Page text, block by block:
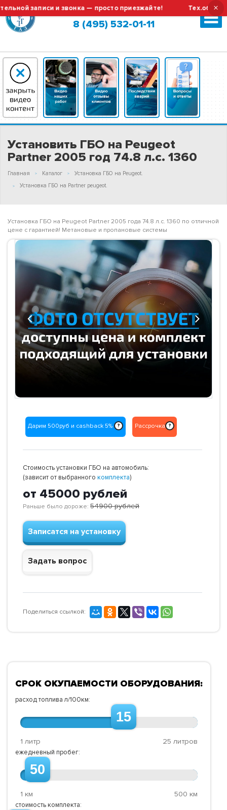
записи и звонка — просто приезжайте! ×
Москва (сменить город?)
8 (495) 532-01-11
Установить ГБО на Peugeot
Partner 2005 год 74.8 л.с. 1360
Главная Каталог
Установка ГБО на Peugeot.
Установка ГБО на Partner peugeot.
Установка ГБО на Peugeot Partner 2005 года 74.8 л.с. 1360 по отличной
цене с гарантией! Метановые и пропановые системы
Previous Next
Дарим 500руб и cashback 5% ? Рассрочка ?
Стоимость установки ГБО на автомобиль:
(зависит от выбранного комплекта)
от 45000 рублей
Раньше было дороже: 54900рублей
Записатся на установку
Задать вопрос
Поделиться ссылкой:
СРОК ОКУПАЕМОСТИ ОБОРУДОВАНИЯ:
расход топлива л/100км:
15
1 литр 25 литров
ежедневный пробег:
50
1 км 500 км
стоимость комплекта: